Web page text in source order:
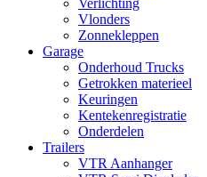
Verlichting
Vlonders
Zonnekleppen
Garage
Onderhoud Trucks
Getrokken materieel
Keuringen
Kentekenregistratie
Onderdelen
Trailers
VTR Aanhanger